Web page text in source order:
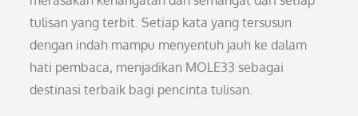
tulisan yang terbit. Setiap kata yang tersusun
dengan indah mampu menyentuh jauh ke dalam
hati pembaca, menjadikan MOLE33 sebagai
destinasi terbaik bagi pencinta tulisan.